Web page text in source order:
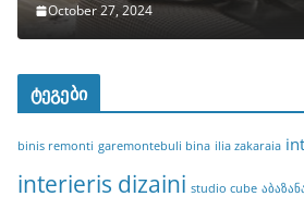
October 27, 2024
ტეგები
binis remonti garemontebuli bina ilia zakaraia
interieris dizaini studio cube